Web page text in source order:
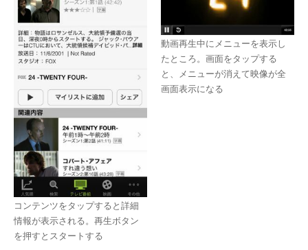
コンテンツをタップすると詳細
情報が表示される。再生ボタン
を押すとスタートする
動画再生中にメニューを表示し
たところ。画面をタップする
と、メニューが消えて映像が全
画面表示になる